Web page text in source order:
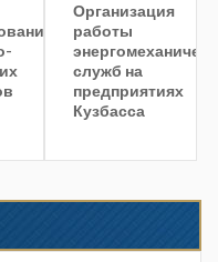
Организация
работы
служб на
предприятиях
Кузбасса